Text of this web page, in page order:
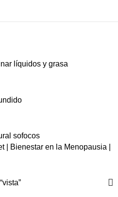
Bienestar en la Menopausia |